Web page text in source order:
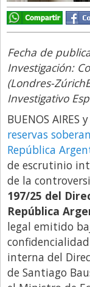
El Innovador
El Precio Que Yo
Entrevista
Entrevista
Finanzas
Gastronomia
Internacionales
La Opinión del
Legales
Libro de Quejas
Medios
Millonarios
Minuto
Fecha de
Investigación:
(Londres-
Investigativo
BUENOS AIRES
reservas
República
de escrutinio
de la
197/25 del
República
legal emitido
interna del
de Santiago